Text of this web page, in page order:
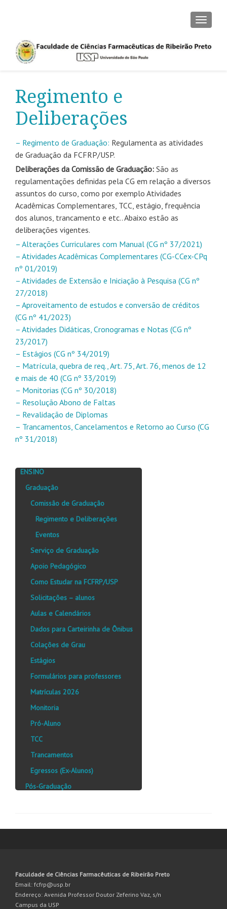
Regimento e
Deliberações
– Regimento de Graduação: Regulamenta as atividades
de Graduação da FCFRP/USP.
Deliberações da Comissão de Graduação: São as
regulamentações definidas pela CG em relação a diversos
assuntos do curso, como por exemplo Atividades
Acadêmicas Complementares, TCC, estágio, frequência
dos alunos, trancamento e etc.. Abaixo estão as
deliberações vigentes.
– Alterações Curriculares com Manual (CG nº 37/2021)
– Atividades Acadêmicas Complementares (CG-CCex-CPq
nº 01/2019)
– Atividades de Extensão e Iniciação à Pesquisa (CG nº
27/2018)
– Aproveitamento de estudos e conversão de créditos
(CG nº 41/2023)
– Atividades Didáticas, Cronogramas e Notas (CG nº
23/2017)
– Estágios (CG nº 34/2019)
– Matrícula, quebra de req., Art. 75, Art. 76, menos de 12
e mais de 40 (CG nº 33/2019)
– Monitorias (CG nº 30/2018)
– Resolução Abono de Faltas
– Revalidação de Diplomas
– Trancamentos, Cancelamentos e Retorno ao Curso (CG
nº 31/2018)
ENSINO
Graduação
Comissão de Graduação
Regimento e Deliberações
Eventos
Serviço de Graduação
Apoio Pedagógico
Como Estudar na FCFRP/USP
Solicitações – alunos
Aulas e Calendários
Dados para Carteirinha de Ônibus
Colações de Grau
Estágios
Formulários para professores
Matrículas 2026
Monitoria
Pró-Aluno
TCC
Trancamentos
Egressos (Ex-Alunos)
Pós-Graduação
Faculdade de Ciências Farmacêuticas de Ribeirão Preto
Email: fcfrp@usp.br
Endereço: Avenida Professor Doutor Zeferino Vaz, s/n
Campus da USP